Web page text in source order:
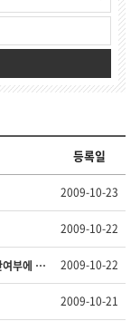
등록일
2009-10-23
2009-10-22
국민임대주택 입주자 선정시 세대 분리 배우자 소득 합산여부에 대한 법령해석 2009-10-22
2009-10-21